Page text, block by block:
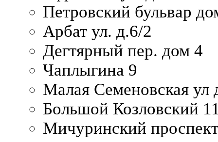
Петровский бульвар
Арбат ул. д.6/2
Дегтярный пер. дом 4
Чаплыгина 9
Малая Семеновская ул
Большой Козловский
Мичуринский